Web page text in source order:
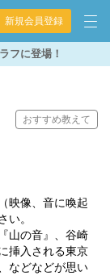
新規会員登録
フに登場！
おすすめ教えて
映像、音に喚起
い。
山の音』、谷崎
挿入される東京
などなどが思い